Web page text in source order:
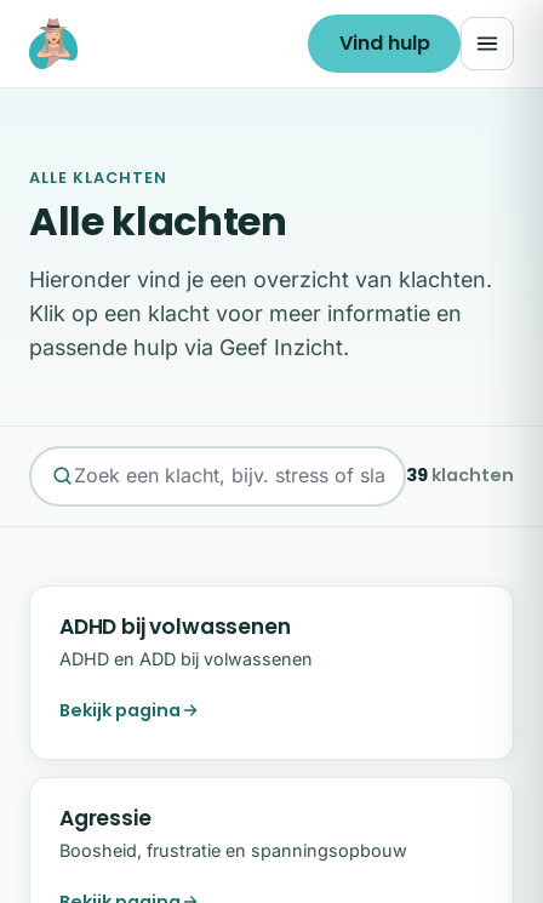
Ga naar de inhoud
Vind hulp
ALLE KLACHTEN
Alle klachten
Hieronder vind je een overzicht van klachten.
Klik op een klacht voor meer informatie en
passende hulp via Geef Inzicht.
Zoek een klacht
39 klachten
ADHD bij volwassenen
ADHD en ADD bij volwassenen
Bekijk pagina
Agressie
Boosheid, frustratie en spanningsopbouw